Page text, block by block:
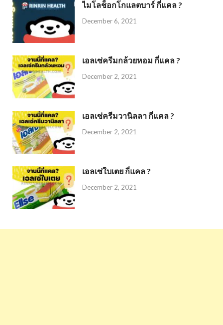
ไมโลช็อกโกแลตบาร์ กี่แคล ?
December 6, 2021
เอลเซ่ครีมกล้วยหอม กี่แคล ?
December 2, 2021
เอลเซ่ครีมวานิลลา กี่แคล ?
December 2, 2021
เอลเซ่ใบเตย กี่แคล ?
December 2, 2021